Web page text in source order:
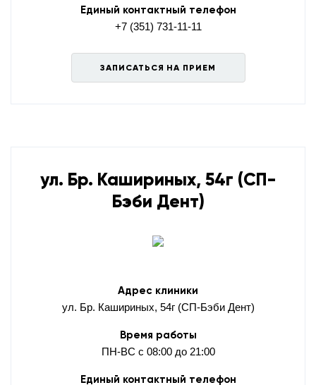
Единый контактный телефон
+7 (351) 731-11-11
ЗАПИСАТЬСЯ НА ПРИЕМ
ул. Бр. Кашириных, 54г (СП-
Бэби Дент)
Адрес клиники
ул. Бр. Кашириных, 54г (СП-Бэби Дент)
Время работы
ПН-ВС с 08:00 до 21:00
Единый контактный телефон